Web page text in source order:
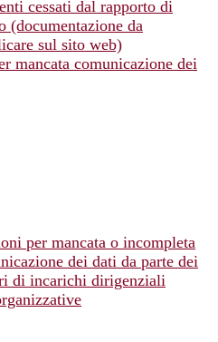
cessati dal rapporto di
(documentazione da
sul sito web)
mancata comunicazione dei
per mancata o incompleta
dei dati da parte dei
di incarichi dirigenziali